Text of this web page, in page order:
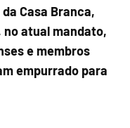
Casa Branca,
atual mandato,
e membros
empurrado para